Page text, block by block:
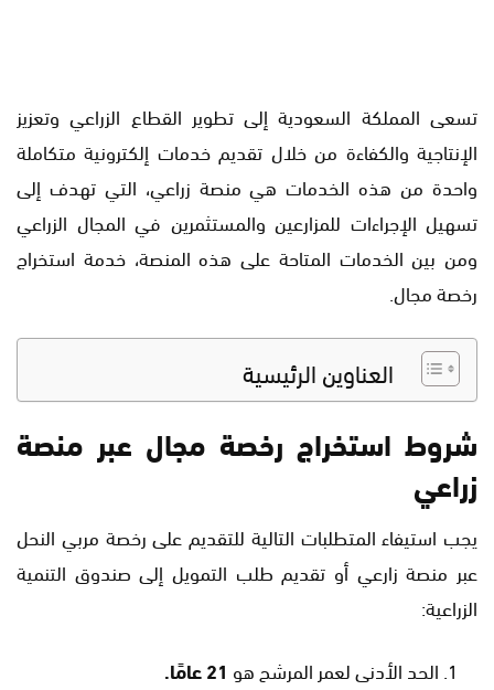
تسعى المملكة السعودية إلى تطوير القطاع الزراعي وتعزيز
الإنتاجية والكفاءة من خلال تقديم خدمات إلكترونية متكاملة
واحدة من هذه الخدمات هي منصة زراعي، التي تهدف إلى
تسهيل الإجراءات للمزارعين والمستثمرين في المجال الزراعي
ومن بين الخدمات المتاحة على هذه المنصة، خدمة استخراج
رخصة مجال.
العناوين الرئيسية
شروط استخراج رخصة مجال عبر منصة
زراعي
يجب استيفاء المتطلبات التالية للتقديم على رخصة مربي النحل
عبر منصة زارعي أو تقديم طلب التمويل إلى صندوق التنمية
الزراعية:
الحد الأدنى لعمر المرشح هو 21 عامًا.